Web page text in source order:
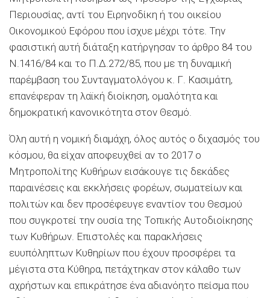
Περιουσίας, αντί του Ειρηνοδίκη ή του οικείου
Οικονομικού Εφόρου που ίσχυε μέχρι τότε. Την
φασιστική αυτή διάταξη κατήργησαν το άρθρο 84 του
Ν.1416/84 και το Π.Δ.272/85, που με τη δυναμική
παρέμβαση του Συνταγματολόγου κ. Γ. Κασιμάτη,
επανέφεραν τη λαϊκή διοίκηση, ομαλότητα και
δημοκρατική κανονικότητα στον Θεσμό.
Όλη αυτή η νομική διαμάχη, όλος αυτός ο διχασμός του
κόσμου, θα είχαν αποφευχθεί αν το 2017 ο
Μητροπολίτης Κυθήρων εισάκουγε τις δεκάδες
παραινέσεις και εκκλήσεις φορέων, σωματείων και
πολιτών και δεν προσέφευγε εναντίον του Θεσμού
που συγκροτεί την ουσία της Τοπικής Αυτοδιοίκησης
των Κυθήρων. Eπιστολές και παρακλήσεις
ευυπόληπτων Κυθηρίων που έχουν προσφέρει τα
μέγιστα στα Κύθηρα, πετάχτηκαν στον κάλαθο των
αχρήστων και επικράτησε ένα αδιανόητο πείσμα που